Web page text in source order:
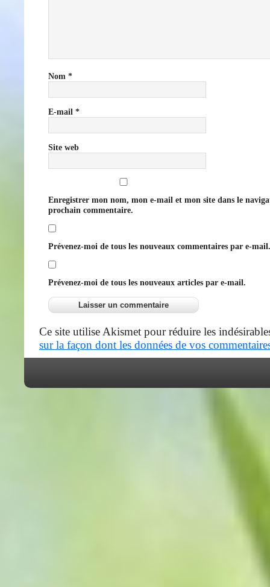
Nom *
E-mail *
Site web
Enregistrer mon nom, mon e-mail et mon site dans le
prochain commentaire.
Prévenez-moi de tous les nouveaux commentaires par e-mail.
Prévenez-moi de tous les nouveaux articles par e-mail.
Ce site utilise Akismet pour réduire les
sur la façon dont les données de vos